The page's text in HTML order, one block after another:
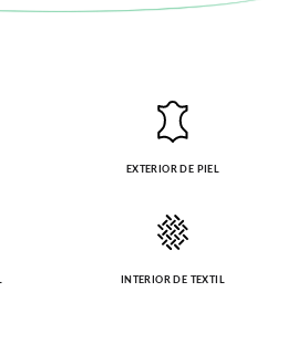
EXTERIOR DE PIEL
INTERIOR DE TEXTIL